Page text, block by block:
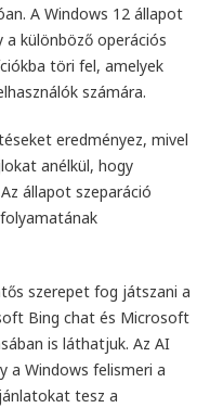
A Windows 12 állapot
különböző operációs
töri fel, amelyek
számára.
eredményez, mivel
anélkül, hogy
állapot szeparáció
szerepet fog játszani a
Bing chat és Microsoft
is láthatjuk. Az AI
a Windows felismeri a
tesz a